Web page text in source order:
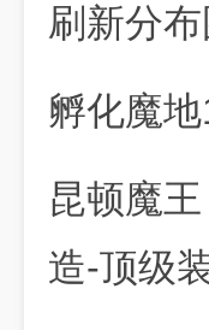
刷新分布
孵化魔地
昆顿魔
造-顶级